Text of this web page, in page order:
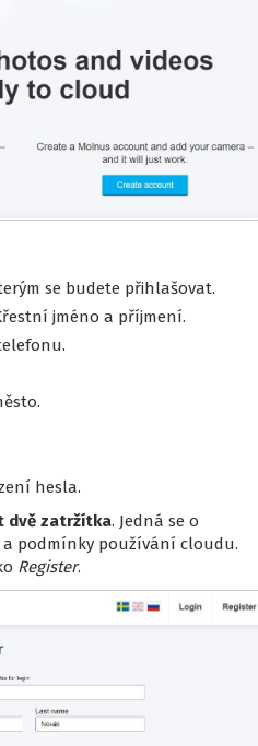
se budete přihlašovat.
jméno a příjmení.
hesla.
dvě zatržítka. Jedná se o
podmínky používání cloudu.
Register.